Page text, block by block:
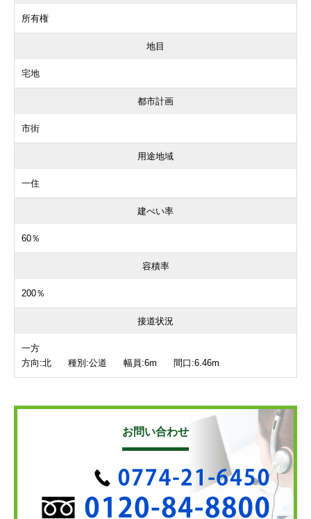
所有権
地目
宅地
都市計画
市街
用途地域
一住
建ぺい率
60％
容積率
200％
接道状況
一方
方向:北 種別:公道 幅員:6m 間口:6.46m
お問い合わせ